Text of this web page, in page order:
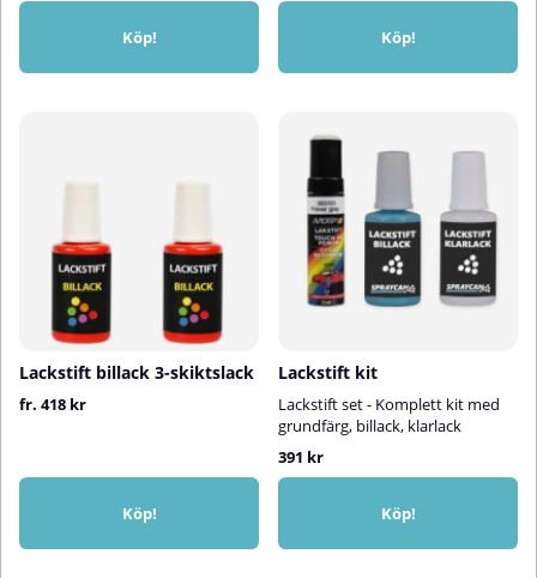
Köp! Köp!
Lackstift billack 3-skiktslack
fr. 418 kr
Köp!
Lackstift kit
Lackstift set - Komplett kit med
grundfärg, billack, klarlack
391 kr
Köp!